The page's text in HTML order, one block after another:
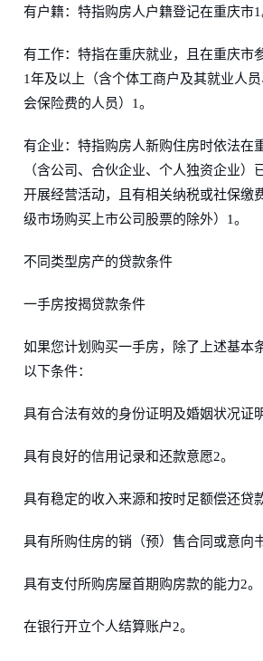
有户籍：特指购房人户籍登记在重庆市1
有工作：特指在重庆就业，且在重庆市
1年及以上（含个体工商户及其就业人
会保险费的人员）1。
有企业：特指购房人新购住房时依法在
（含公司、合伙企业、个人独资企业）
开展经营活动，且有相关纳税或社保缴
级市场购买上市公司股票的除外）1。
不同类型房产的贷款条件
一手房按揭贷款条件
如果您计划购买一手房，除了上述基本
以下条件：
具有合法有效的身份证明及婚姻状况证
具有良好的信用记录和还款意愿2。
具有稳定的收入来源和按时足额偿还贷
具有所购住房的销（预）售合同或意向
具有支付所购房屋首期购房款的能力2。
在银行开立个人结算账户2。